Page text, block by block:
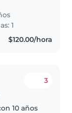
por las
en el día
1
$120.00/hora
3
10 años